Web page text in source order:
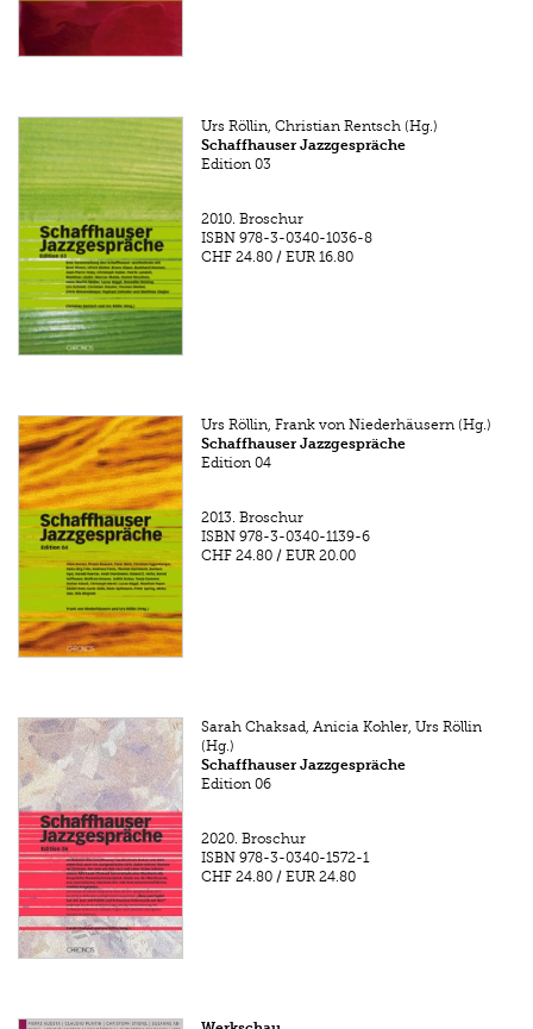
Urs Röllin, Christian Rentsch (Hg.)
Schaffhauser Jazzgespräche
Edition 03
2010. Broschur
ISBN 978-3-0340-1036-8
CHF 24.80 /EUR 16.80
Urs Röllin, Frank von Niederhäusern (Hg.)
Schaffhauser Jazzgespräche
Edition 04
2013. Broschur
ISBN 978-3-0340-1139-6
CHF 24.80 /EUR 20.00
Sarah Chaksad, Anicia Kohler, Urs Röllin
(Hg.)
Schaffhauser Jazzgespräche
Edition 06
2020. Broschur
ISBN 978-3-0340-1572-1
CHF 24.80 /EUR 24.80